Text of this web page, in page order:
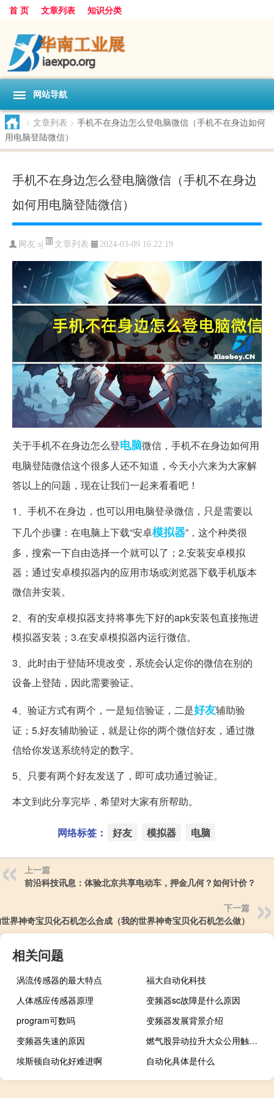
首 页 文章列表 知识分类
网站导航
> 文章列表 > 手机不在身边怎么登电脑微信（手机不在身边如何
用电脑登陆微信）
手机不在身边怎么登电脑微信（手机不在身边
如何用电脑登陆微信）
网友:sj 文章列表 2024-03-09 16:22:19
关于手机不在身边怎么登电脑微信，手机不在身边如何用
电脑登陆微信这个很多人还不知道，今天小六来为大家解
答以上的问题，现在让我们一起来看看吧！
1、手机不在身边，也可以用电脑登录微信，只是需要以
下几个步骤：在电脑上下载“安卓模拟器”，这个种类很
多，搜索一下自由选择一个就可以了；2.安装安卓模拟
器；通过安卓模拟器内的应用市场或浏览器下载手机版本
微信并安装。
2、有的安卓模拟器支持将事先下好的apk安装包直接拖进
模拟器安装；3.在安卓模拟器内运行微信。
3、此时由于登陆环境改变，系统会认定你的微信在别的
设备上登陆，因此需要验证。
4、验证方式有两个，一是短信验证，二是好友辅助验
证；5.好友辅助验证，就是让你的两个微信好友，通过微
信给你发送系统特定的数字。
5、只要有两个好友发送了，即可成功通过验证。
本文到此分享完毕，希望对大家有所帮助。
网络标签： 好友 模拟器 电脑
上一篇
前沿科技讯息：体验北京共享电动车，押金几何？如何计价？
下一篇
界神奇宝贝化石机怎么合成（我的世界神奇宝贝化石机怎么做）
相关问题
涡流传感器的最大特点
福大自动化科技
人体感应传感器原理
变频器sc故障是什么原因
program可数吗
变频器发展背景介绍
变频器失速的原因
燃气股异动拉升大众公用触及涨停
埃斯顿自动化好难进啊
自动化具体是什么